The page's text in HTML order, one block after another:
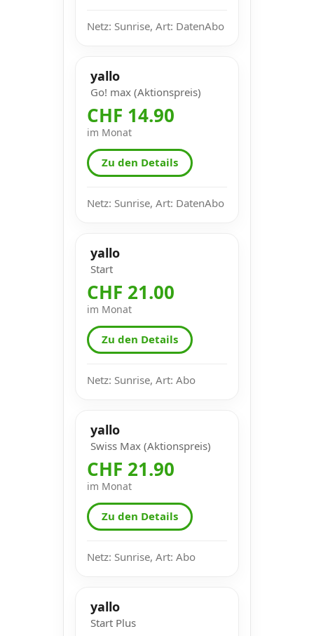
Netz: Sunrise, Art: DatenAbo
yallo
Go! max (Aktionspreis)
CHF 14.90
im Monat
Zu den Details
Netz: Sunrise, Art: DatenAbo
yallo
Start
CHF 21.00
im Monat
Zu den Details
Netz: Sunrise, Art: Abo
yallo
Swiss Max (Aktionspreis)
CHF 21.90
im Monat
Zu den Details
Netz: Sunrise, Art: Abo
yallo
Start Plus